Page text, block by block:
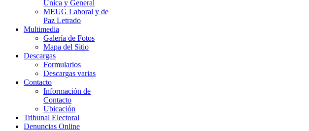
Única y General
MEUG Laboral y de
Paz Letrado
Multimedia
Galería de Fotos
Mapa del Sitio
Descargas
Formularios
Descargas varias
Contacto
Información de
Contacto
Ubicación
Tribunal Electoral
Denuncias Online